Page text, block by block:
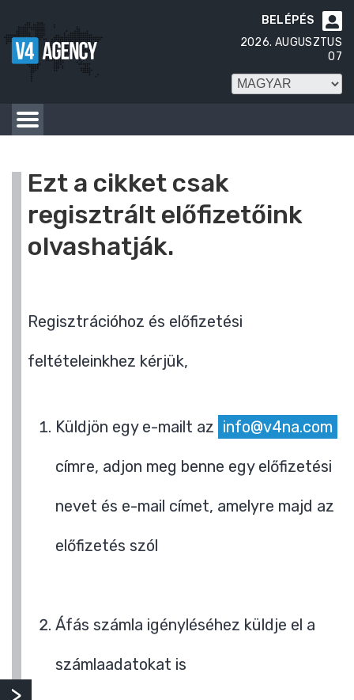

BELÉPÉS
2026. AUGUSZTUS
07
Ezt a cikket csak
regisztrált előfizetőink
olvashatják.
Regisztrációhoz és előfizetési
feltételeinkhez kérjük,
Küldjön egy e-mailt az info@v4na.com
címre, adjon meg benne egy előfizetési
nevet és e-mail címet, amelyre majd az
előfizetés szól
Áfás számla igényléséhez küldje el a
számlaadatokat is